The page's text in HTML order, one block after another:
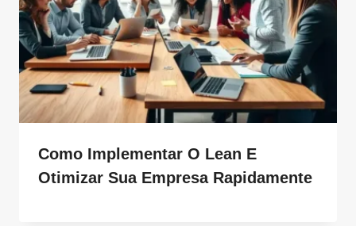
Como Implementar O Lean E
Otimizar Sua Empresa Rapidamente